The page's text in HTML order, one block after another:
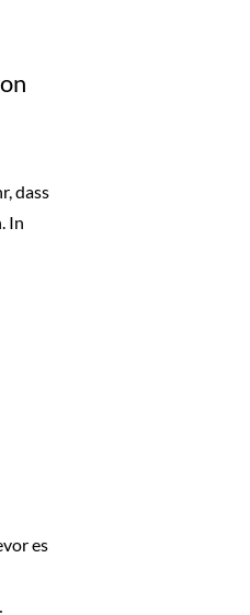
dass
In
Hände von Noble Isle“
es